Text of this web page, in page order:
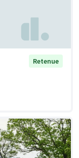
Retenue